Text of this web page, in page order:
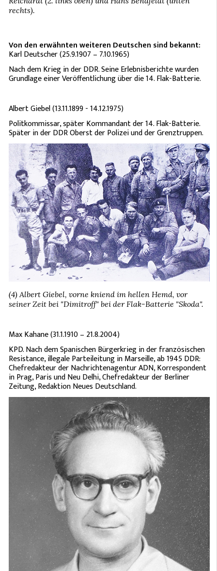
rechts).
Von den erwähnten weiteren Deutschen sind bekannt:
Karl Deutscher (25.9.1907 – 7.10.1965)
Nach dem Krieg in der DDR. Seine Erlebnisberichte wurden
Grundlage einer Veröffentlichung über die 14. Flak-Batterie.
Albert Giebel (13.11.1899 - 14.12.1975)
Politkommissar, später Kommandant der 14. Flak-Batterie.
Später in der DDR Oberst der Polizei und der Grenztruppen.
(4) Albert Giebel, vorne kniend im hellen Hemd, vor
seiner Zeit bei "Dimitroff" bei der Flak-Batterie "Skoda".
Max Kahane (31.1.1910 – 21.8.2004)
KPD. Nach dem Spanischen Bürgerkrieg in der französischen
Resistance, illegale Parteileitung in Marseille, ab 1945 DDR:
Chefredakteur der Nachrichtenagentur ADN, Korrespondent
in Prag, Paris und Neu Delhi, Chefredakteur der Berliner
Zeitung, Redaktion Neues Deutschland.